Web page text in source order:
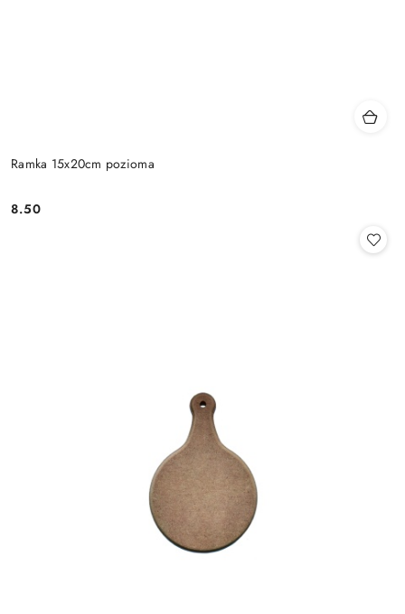
Ramka 15x20cm pozioma
Cena:
8.50